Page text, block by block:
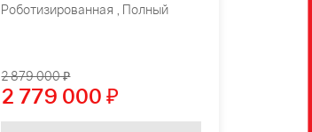
Роботизированная , Полный
2 879 000 ₽
2 779 000 ₽